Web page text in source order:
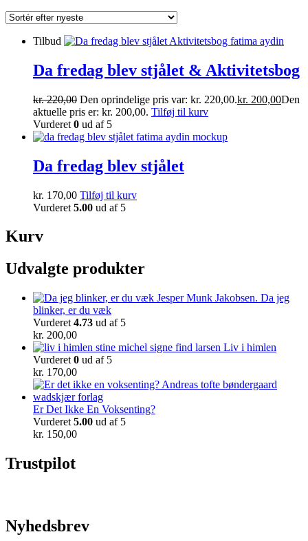
Tilbud
Da fredag blev stjålet & Aktivitetsbog
kr.220,00 Den oprindelige pris var: kr. 220,00.kr. 200,00Den
aktuelle pris er: kr. 200,00. Tilføj til kurv
Vurderet 0 ud af 5
Da fredag blev stjålet
kr. 170,00 Tilføj til kurv
Vurderet 5.00 ud af 5
Kurv
Udvalgte produkter
Da jeg
blinker, er du væk
Vurderet 4.73 ud af 5
kr. 200,00
Liv i himlen
Vurderet 0 ud af 5
kr. 170,00
Er Det Ikke En Voksenting?
Vurderet 5.00 ud af 5
kr. 150,00
Trustpilot
Nyhedsbrev